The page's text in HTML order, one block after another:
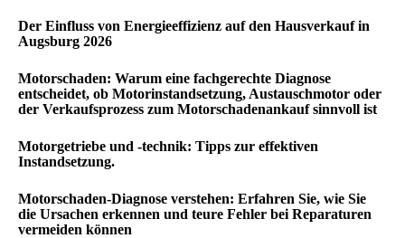
Der Einfluss von Energieeffizienz auf den Hausverkauf in
Augsburg 2026
Motorschaden: Warum eine fachgerechte Diagnose
entscheidet, ob Motorinstandsetzung, Austauschmotor oder
der Verkaufsprozess zum Motorschadenankauf sinnvoll ist
Motorgetriebe und -technik: Tipps zur effektiven
Instandsetzung.
Motorschaden-Diagnose verstehen: Erfahren Sie, wie Sie
die Ursachen erkennen und teure Fehler bei Reparaturen
vermeiden können